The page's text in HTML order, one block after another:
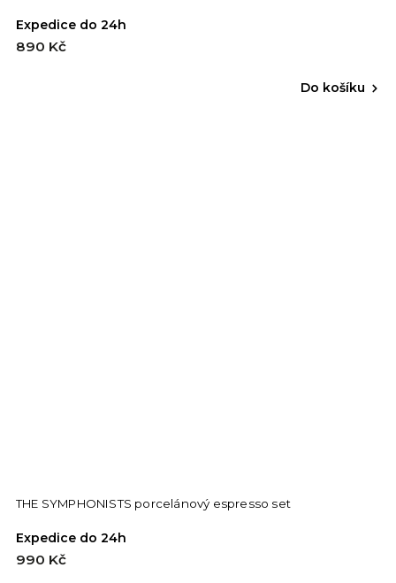
Expedice do 24h
890 Kč
Do košíku
THE SYMPHONISTS porcelánový espresso set
Expedice do 24h
990 Kč